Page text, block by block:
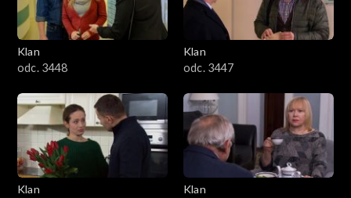
Klan
odc. 3448
Klan
odc. 3447
Klan
Klan